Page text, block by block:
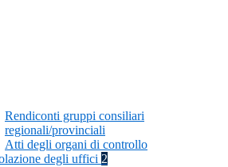
Rendiconti gruppi consiliari
regionali/provinciali
Atti degli organi di controllo
degli uffici 2